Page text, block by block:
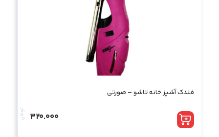
فندک آشپز خانه تاشو – صورتی
تومان 320.000